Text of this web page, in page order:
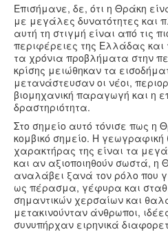
Επισήμανε, δε, ότι η Θράκη
με μεγάλες δυνατότητες και
αυτή τη στιγμή είναι από τις
περιφέρειες της Ελλάδας και
τα χρόνια προβλήματα στην
κρίσης μειώθηκαν τα
μετανάστευσαν οι νέοι,
βιομηχανική παραγωγή και η
δραστηριότητα.
Στο σημείο αυτό τόνισε πως η
κομβικό σημείο. Η γεωγραφική
χαρακτήρας της είναι τα
και αν αξιοποιηθούν σωστά, η
αναλάβει ξανά τον ρόλο που
ως πέρασμα, γέφυρα και
σημαντικών χερσαίων και
μετακινούνταν άνθρωποι,
συνυπήρχαν ειρηνικά